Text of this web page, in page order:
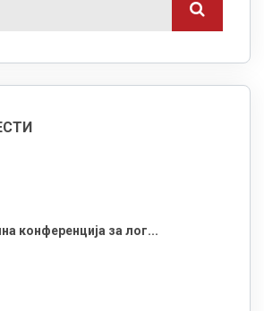
конференција за лог...